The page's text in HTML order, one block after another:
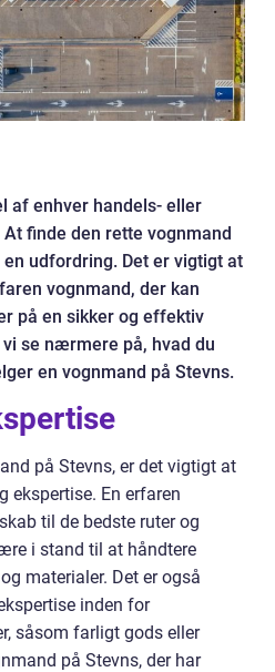
af enhver handels- eller
finde den rette vognmand
udfordring. Det er vigtigt at
vognmand, der kan
på en sikker og effektiv
se nærmere på, hvad du
en vognmand på Stevns.
på Stevns, er det vigtigt at
ekspertise. En erfaren
til de bedste ruter og
i stand til at håndtere
materialer. Det er også
inden for
såsom farligt gods eller
på Stevns, der har